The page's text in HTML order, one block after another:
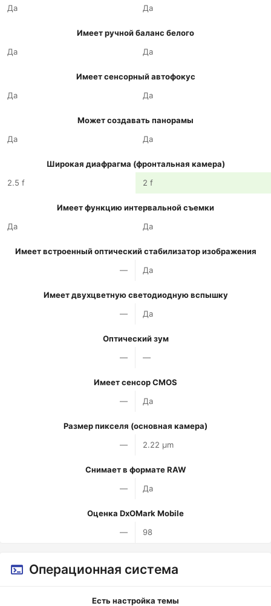
Да
Да
Имеет ручной баланс белого
Да
Да
Имеет сенсорный автофокус
Да
Да
Может создавать панорамы
Да
Да
Широкая диафрагма (фронтальная камера)
2.5 f
2 f
Имеет функцию интервальной съемки
Да
Да
Имеет встроенный оптический стабилизатор изображения
—
Да
Имеет двухцветную светодиодную вспышку
—
Да
Оптический зум
—
—
Имеет сенсор CMOS
—
Да
Размер пикселя (основная камера)
—
2.22 µm
Снимает в формате RAW
—
Да
Оценка DxOMark Mobile
—
98
Операционная система
Есть настройка темы